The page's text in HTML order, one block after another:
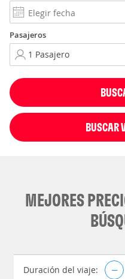
Pasajeros
BUSCAR
MEJORES
Duración del viaje: –